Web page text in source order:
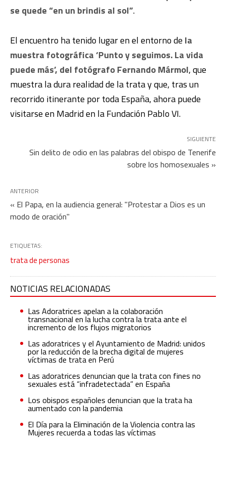
se quede “en un brindis al sol”.
El encuentro ha tenido lugar en el entorno de la
muestra fotográfica ‘Punto y seguimos. La vida
puede más’, del fotógrafo Fernando Mármol, que
muestra la dura realidad de la trata y que, tras un
recorrido itinerante por toda España, ahora puede
visitarse en Madrid en la Fundación Pablo VI.
SIGUIENTE
Sin delito de odio en las palabras del obispo de Tenerife
sobre los homosexuales »
ANTERIOR
« El Papa, en la audiencia general: "Protestar a Dios es un
modo de oración"
ETIQUETAS:
trata de personas
NOTICIAS RELACIONADAS
Las Adoratrices apelan a la colaboración
transnacional en la lucha contra la trata ante el
incremento de los flujos migratorios
Las adoratrices y el Ayuntamiento de Madrid: unidos
por la reducción de la brecha digital de mujeres
víctimas de trata en Perú
Las adoratrices denuncian que la trata con fines no
sexuales está “infradetectada” en España
Los obispos españoles denuncian que la trata ha
aumentado con la pandemia
El Día para la Eliminación de la Violencia contra las
Mujeres recuerda a todas las víctimas